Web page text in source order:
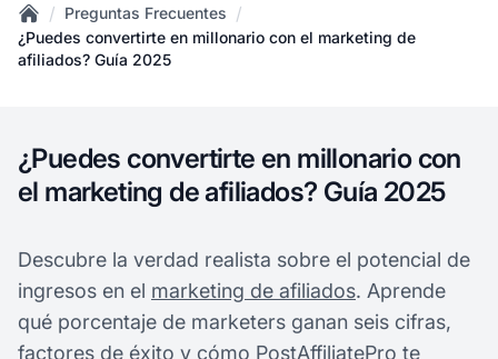
Home
/ Preguntas Frecuentes /
¿Puedes convertirte en millonario con el marketing de
afiliados? Guía 2025
¿Puedes convertirte en millonario con
el marketing de afiliados? Guía 2025
Descubre la verdad realista sobre el potencial de
ingresos en el marketing de afiliados. Aprende
qué porcentaje de marketers ganan seis cifras,
factores de éxito y cómo PostAffiliatePro te